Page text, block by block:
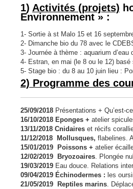
1) Activités (projets)
Environnement » :
1- Sortie à st Malo 15 et 16
2- Dimanche bio du 78 avec le
3- Journée à thème : aquarium
4- Estran, en mai (le 8 ou le 12) basé
5- Stage bio : du 8 au 10 juin lieu :
2) Programme des
25/09/2018 Présentations + Qu’est-
16/10/2018 Eponges + atelier
13/11/2018 Cnidaires et récifs
11/12/2018
Mollusques, flabelines.
15/01/2019
Poissons + atelier
12/02/2019
Bryozoaires. Plongée
19/03/2019 Eau douce. Relations
09/04/2019 Échinodermes : les
21/05/2019
Reptiles marins.